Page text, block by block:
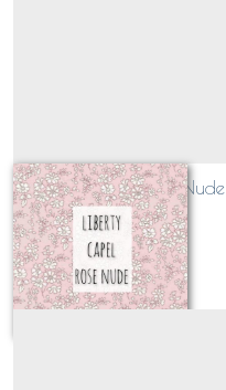
Liberty Capel Rose Nude
(CLASSIQUE)
Sur demande